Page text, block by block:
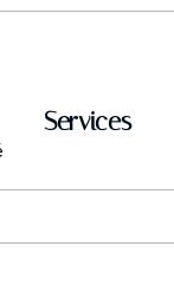
Services